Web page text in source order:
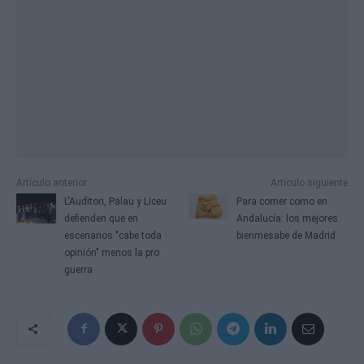
Artículo anterior
L'Auditori, Palau y Liceu
defienden que en
escenarios "cabe toda
opinión" menos la pro
guerra
Artículo siguiente
Para comer como en
Andalucía: los mejores
bienmesabe de Madrid